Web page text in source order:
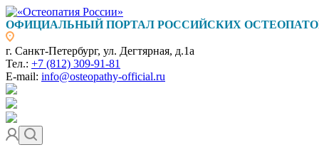
ОФИЦИАЛЬНЫЙ ПОРТАЛ РОССИЙСКИХ
г. Санкт-Петербург, ул. Дегтярная, д.1а
Тел.: +7 (812) 309-91-81
E-mail: info@osteopathy-official.ru